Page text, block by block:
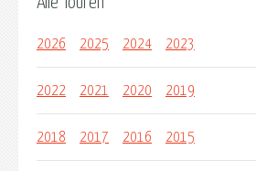
2026 2025 2024 2023
2022 2021 2020 2019
2018 2017 2016 2015